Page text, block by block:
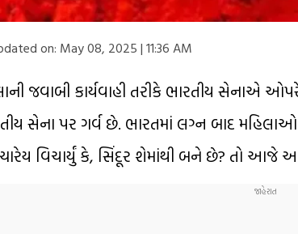
on: May 08, 2025 | 11:36 AM
જવાબી કાર્યવાહી તરીકે ભારતીય સેનાએ
સેના પર ગર્વ છે. ભારતમાં લગ્ન બાદ
વિચાર્યું કે, સિંદૂર શેમાંથી બને છે? તો આજે